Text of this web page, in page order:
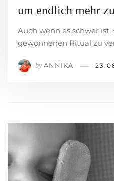
um endlich mehr
Auch wenn es schwer
gewonnenen Ritual zu
by ANNIKA